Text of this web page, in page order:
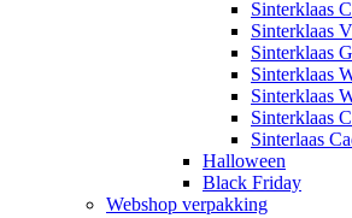
Sinterklaas
Sinterklaas
Sinterklaas
Sinterklaas
Sinterklaas
Sinterklaas
Sinterlaas
Halloween
Black Friday
Webshop verpakking